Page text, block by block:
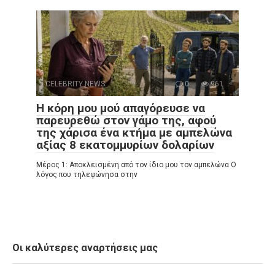
CELEBRITY NEWS 0 961
Η κόρη μου μού απαγόρευσε να
παρευρεθώ στον γάμο της, αφού
της χάρισα ένα κτήμα με αμπελώνα
αξίας 8 εκατομμυρίων δολαρίων
Μέρος 1: Αποκλεισμένη από τον ίδιο μου τον αμπελώνα Ο
λόγος που τηλεφώνησα στην
Οι καλύτερες αναρτήσεις μας